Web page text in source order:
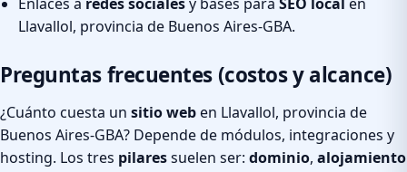
Llavallol, provincia de Buenos Aires-GBA.
Preguntas frecuentes (costos y alcance)
¿Cuánto cuesta un sitio weben Llavallol, provincia de
Buenos Aires-GBA? Depende de módulos, integraciones y
hosting. Los tres pilaressuelen ser: dominio, alojamiento